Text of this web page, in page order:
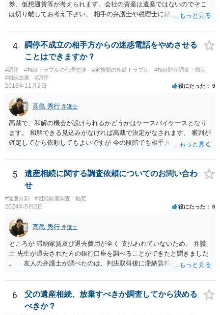
券、仮想通貨等が考えられます。会社の資産は遺産ではないのでそこ
は切り離してお考え下さい。 相手の弁護士や税理士に頼んでも守秘義
意に開示を求め、応じなければ「調査嘱託」という手続きを使って銀
行等に照会をかけることになるでしょう。 不動産は、相続登記が済ん
でいなければ市役所ないし区役所に、お子様と義父様のつながりがわ
かる戸籍一式を揃えてもちこみ、「名寄せ」という手続きをすると、
分かると思います。遺産分割協議書の偽造等により既に相続登記され
てしまっている場合は、住所などに当たりをつけて登記名義を調べて
すが、現代では、各々が自由に価格設定をしていますので、特に相場
はお示しできません。ただし、かつて日本弁護士連合会が設けていた
報酬基準を踏まえて価格設定している弁護士は一定数いると思います
ので、それが一応の目安となるでしょう。
4
調停不成立の相手方からの迷惑電話をやめさせる
ことはできますか？
#調停 #相続トラブルの代理交渉 #家族間の相続トラブル
#相続財産調査・鑑定
#相続放棄
#調停
2018年11月2日 役にたった 9
高島 秀行 弁護士
高裁で、和解の機会が設けられるかどうかはケースバイケースとなり
ます。 和解できる見込みがなければ高裁で決定がなされます。 審判が
確定してから依頼してもよいですが 今の段階でも相手方の連絡が迷惑
5
遺産相続に関する調査依頼についてのお問い合わ
せ
#遺産分割 #相続財産調査・鑑定
2024年5月2日 役にたった 6
高島 秀行 弁護士
ところが 滞納家賃及び退去費用が全く 支払われていないため、 弁護
士 先生が退去された方の銀行口座を調べることができたと聞きました
。 友人の弁護士が調べたのは、判決取得後に滞納賃料回収のため
預金の入出金履歴を調べたわけではありません。 残念ながら、事案
や目的も異なりますし、開示の内容も異なります。
6
父の遺産相続、放棄すべきか調査してから決める
べきか？